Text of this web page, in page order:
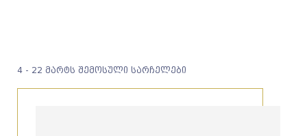
4 - 22 მარტს შემოსული სარჩელები